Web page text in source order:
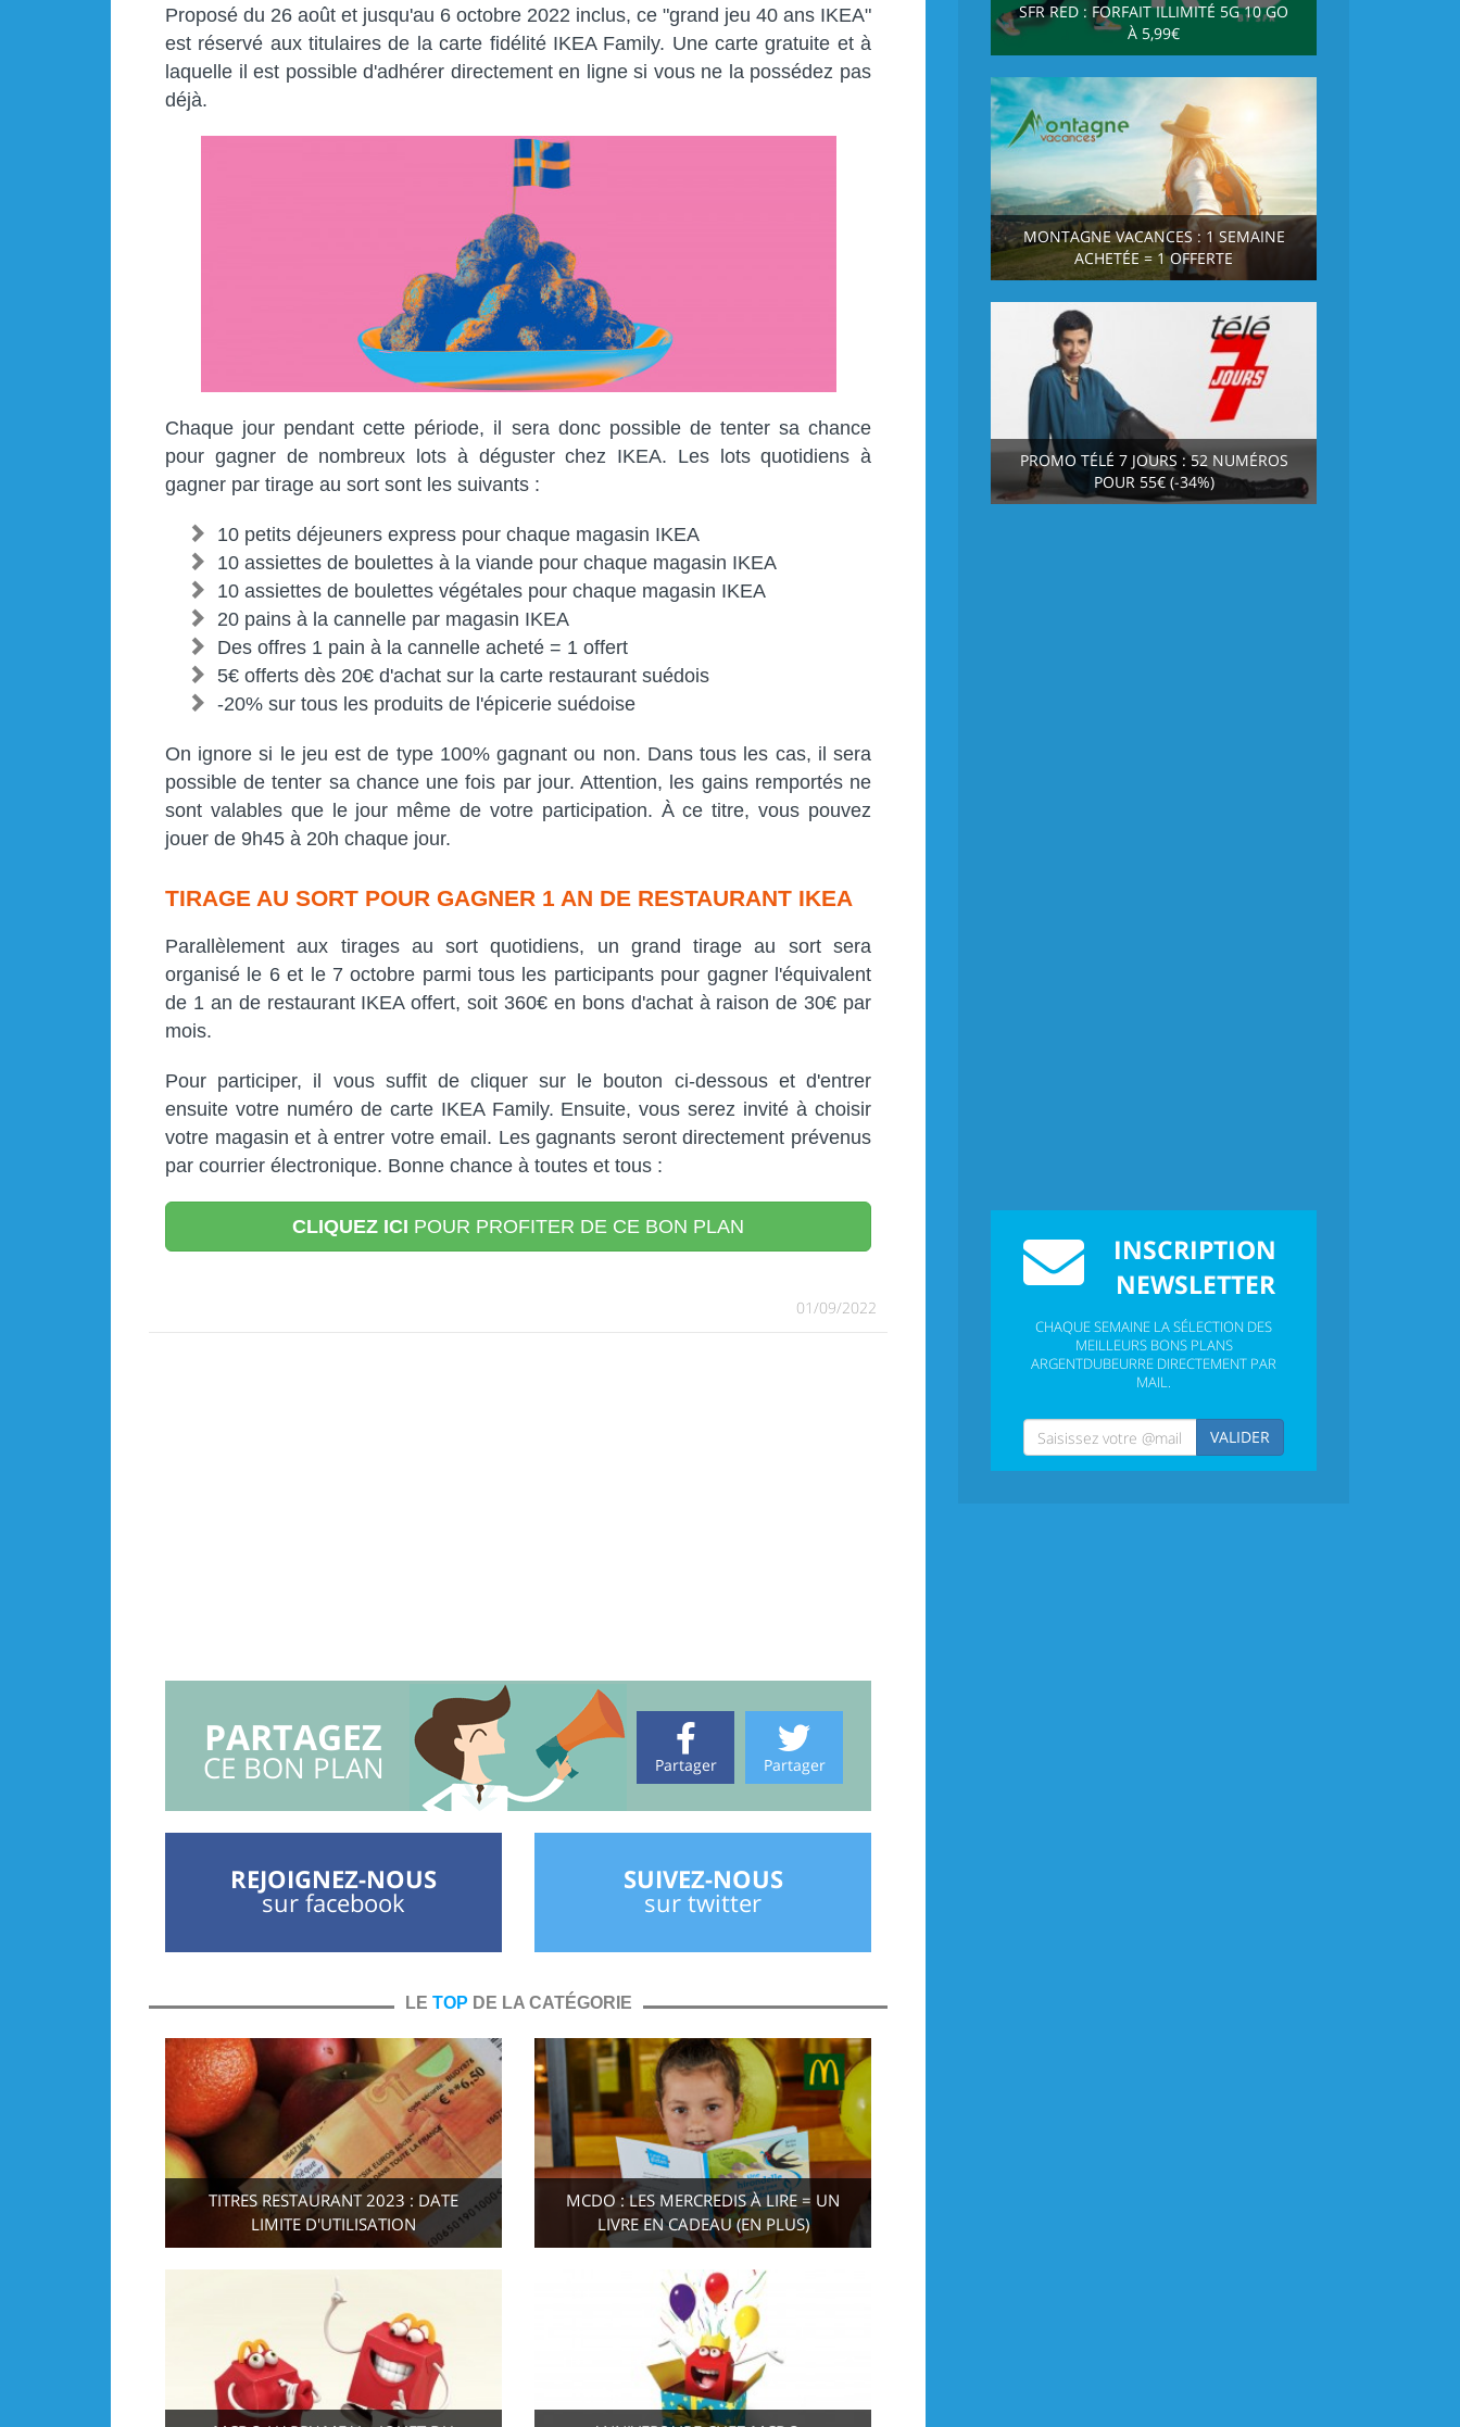
Proposé du 26 août et jusqu'au 6 octobre 2022 inclus, ce "grand jeu 40 ans IKEA"
est réservé aux titulaires de la carte fidélité IKEA Family. Une carte gratuite et à
laquelle il est possible d'adhérer directement en ligne si vous ne la possédez pas
déjà.
Chaque jour pendant cette période, il sera donc possible de tenter sa chance
pour gagner de nombreux lots à déguster chez IKEA. Les lots quotidiens à
gagner par tirage au sort sont les suivants :
10 petits déjeuners express pour chaque magasin IKEA
10 assiettes de boulettes à la viande pour chaque magasin IKEA
10 assiettes de boulettes végétales pour chaque magasin IKEA
20 pains à la cannelle par magasin IKEA
Des offres 1 pain à la cannelle acheté = 1 offert
5€ offerts dès 20€ d'achat sur la carte restaurant suédois
-20% sur tous les produits de l'épicerie suédoise
On ignore si le jeu est de type 100% gagnant ou non. Dans tous les cas, il sera
possible de tenter sa chance une fois par jour. Attention, les gains remportés ne
sont valables que le jour même de votre participation. À ce titre, vous pouvez
jouer de 9h45 à 20h chaque jour.
TIRAGE AU SORT POUR GAGNER 1 AN DE RESTAURANT IKEA
Parallèlement aux tirages au sort quotidiens, un grand tirage au sort sera
organisé le 6 et le 7 octobre parmi tous les participants pour gagner l'équivalent
de 1 an de restaurant IKEA offert, soit 360€ en bons d'achat à raison de 30€ par
mois.
Pour participer, il vous suffit de cliquer sur le bouton ci-dessous et d'entrer
ensuite votre numéro de carte IKEA Family. Ensuite, vous serez invité à choisir
votre magasin et à entrer votre email. Les gagnants seront directement prévenus
par courrier électronique. Bonne chance à toutes et tous :
CLIQUEZ ICI POUR PROFITER DE CE BON PLAN
01/09/2022
PARTAGEZ
CE BON PLAN Partager
Partager
REJOIGNEZ-NOUS
sur facebook
SUIVEZ-NOUS
sur twitter
LE TOP DE LA CATÉGORIE
TITRES RESTAURANT 2023 : DATE
LIMITE D'UTILISATION
MCDO : LES MERCREDIS À LIRE = UN
LIVRE EN CADEAU (EN PLUS)
SFR RED : FORFAIT ILLIMITÉ 5G 10 GO
À 5,99€
MONTAGNE VACANCES : 1 SEMAINE
ACHETÉE = 1 OFFERTE
PROMO TÉLÉ 7 JOURS : 52 NUMÉROS
POUR 55€ (-34%)
INSCRIPTION
NEWSLETTER
CHAQUE SEMAINE LA SÉLECTION DES
MEILLEURS BONS PLANS
ARGENTDUBEURRE DIRECTEMENT PAR
MAIL.
VALIDER